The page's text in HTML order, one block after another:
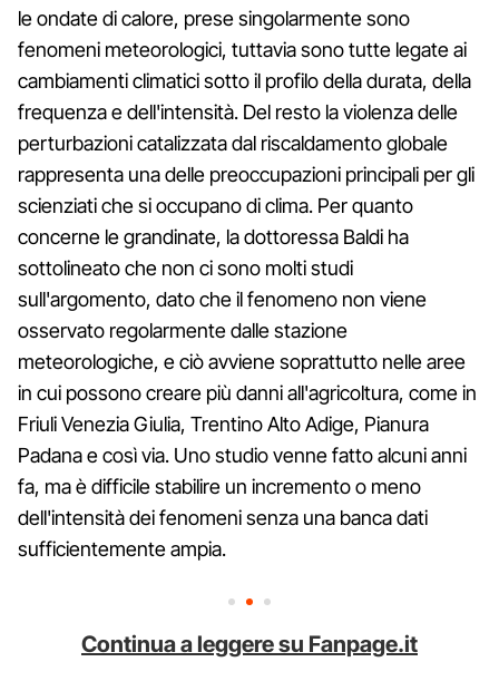
le ondate di calore, prese singolarmente sono
fenomeni meteorologici, tuttavia sono tutte legate ai
cambiamenti climatici sotto il profilo della durata, della
frequenza e dell'intensità. Del resto la violenza delle
perturbazioni catalizzata dal riscaldamento globale
rappresenta una delle preoccupazioni principali per gli
scienziati che si occupano di clima. Per quanto
concerne le grandinate, la dottoressa Baldi ha
sottolineato che non ci sono molti studi
sull'argomento, dato che il fenomeno non viene
osservato regolarmente dalle stazione
meteorologiche, e ciò avviene soprattutto nelle aree
in cui possono creare più danni all'agricoltura, come in
Friuli Venezia Giulia, Trentino Alto Adige, Pianura
Padana e così via. Uno studio venne fatto alcuni anni
fa, ma è difficile stabilire un incremento o meno
dell'intensità dei fenomeni senza una banca dati
sufficientemente ampia.
Continua a leggere su Fanpage.it